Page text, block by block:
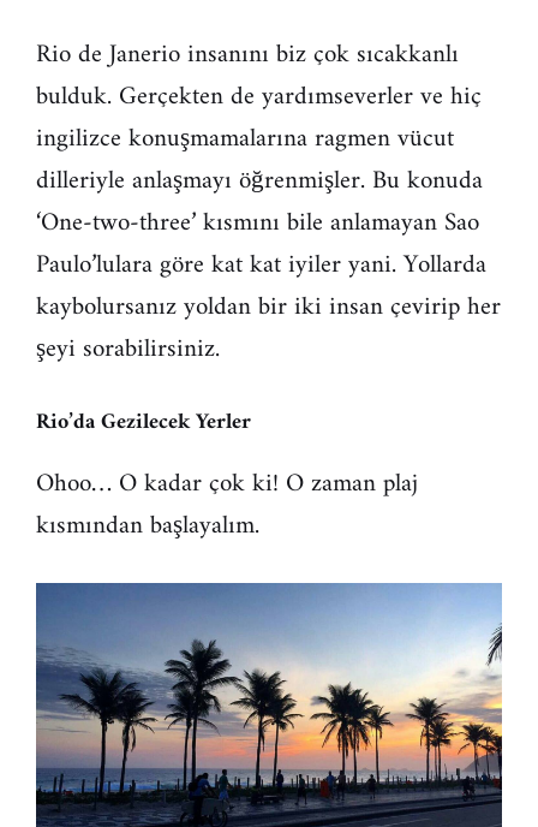
Rio de Janerio insanını biz çok sıcakkanlı
bulduk. Gerçekten de yardımseverler ve hiç
ingilizce konuşmamalarına ragmen vücut
dilleriyle anlaşmayı öğrenmişler. Bu konuda
‘One-two-three’ kısmını bile anlamayan Sao
Paulo’lulara göre kat kat iyiler yani. Yollarda
kaybolursanız yoldan bir iki insan çevirip her
şeyi sorabilirsiniz.
Rio’da Gezilecek Yerler
Ohoo… O kadar çok ki! O zaman plaj
kısmından başlayalım.